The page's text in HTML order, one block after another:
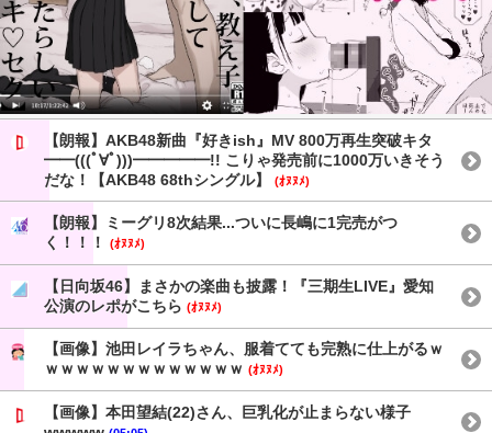
【朗報】AKB48新曲『好きish』MV 800万再生突破キタ
━━(((ﾟ∀ﾟ)))━━━━━!! こりゃ発売前に1000万いきそう
だな！【AKB48 68thシングル】
(ｵﾇﾇﾒ)
【朗報】ミーグリ8次結果...ついに長嶋に1完売がつ
く！！！
(ｵﾇﾇﾒ)
【日向坂46】まさかの楽曲も披露！『三期生LIVE』愛知
公演のレポがこちら (ｵﾇﾇﾒ)
【画像】池田レイラちゃん、服着てても完熟に仕上がるｗ
ｗｗｗｗｗｗｗｗｗｗｗｗｗ (ｵﾇﾇﾒ)
【画像】本田望結(22)さん、巨乳化が止まらない様子